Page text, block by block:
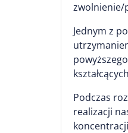
zwolnienie/
Jednym z
Podczas
realizacji